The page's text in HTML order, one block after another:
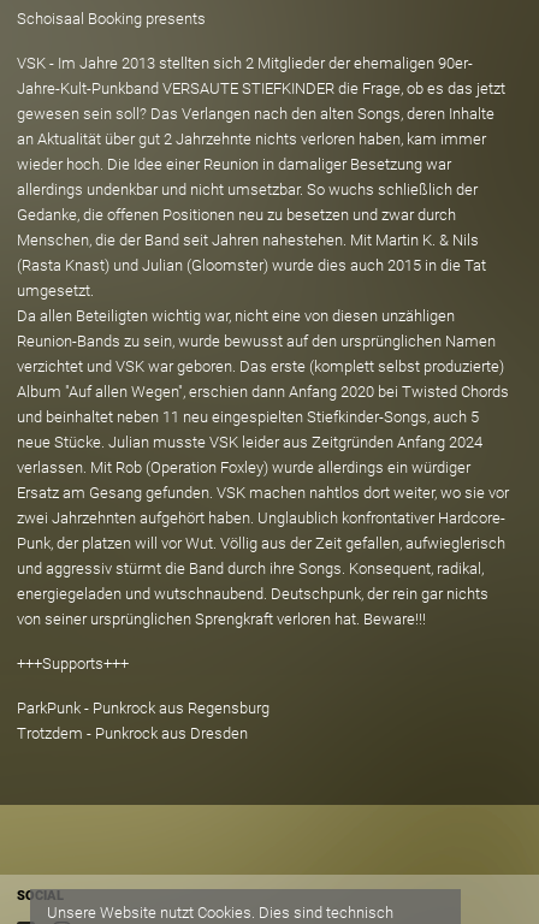
Schoisaal Booking presents
VSK - Im Jahre 2013 stellten sich 2 Mitglieder der ehemaligen 90er-
Jahre-Kult-Punkband VERSAUTE STIEFKINDER die Frage, ob es das jetzt
gewesen sein soll? Das Verlangen nach den alten Songs, deren Inhalte
an Aktualität über gut 2 Jahrzehnte nichts verloren haben, kam immer
wieder hoch. Die Idee einer Reunion in damaliger Besetzung war
allerdings undenkbar und nicht umsetzbar. So wuchs schließlich der
Gedanke, die offenen Positionen neu zu besetzen und zwar durch
Menschen, die der Band seit Jahren nahestehen. Mit Martin K. & Nils
(Rasta Knast) und Julian (Gloomster) wurde dies auch 2015 in die Tat
umgesetzt.
Da allen Beteiligten wichtig war, nicht eine von diesen unzähligen
Reunion-Bands zu sein, wurde bewusst auf den ursprünglichen Namen
verzichtet und VSK war geboren. Das erste (komplett selbst produzierte)
Album "Auf allen Wegen", erschien dann Anfang 2020 bei Twisted Chords
und beinhaltet neben 11 neu eingespielten Stiefkinder-Songs, auch 5
neue Stücke. Julian musste VSK leider aus Zeitgründen Anfang 2024
verlassen. Mit Rob (Operation Foxley) wurde allerdings ein würdiger
Ersatz am Gesang gefunden. VSK machen nahtlos dort weiter, wo sie vor
zwei Jahrzehnten aufgehört haben. Unglaublich konfrontativer Hardcore-
Punk, der platzen will vor Wut. Völlig aus der Zeit gefallen, aufwieglerisch
und aggressiv stürmt die Band durch ihre Songs. Konsequent, radikal,
energiegeladen und wutschnaubend. Deutschpunk, der rein gar nichts
von seiner ursprünglichen Sprengkraft verloren hat. Beware!!!
+++Supports+++
ParkPunk - Punkrock aus Regensburg
Trotzdem - Punkrock aus Dresden
SOCIAL
Unsere Website nutzt Cookies. Dies sind technisch